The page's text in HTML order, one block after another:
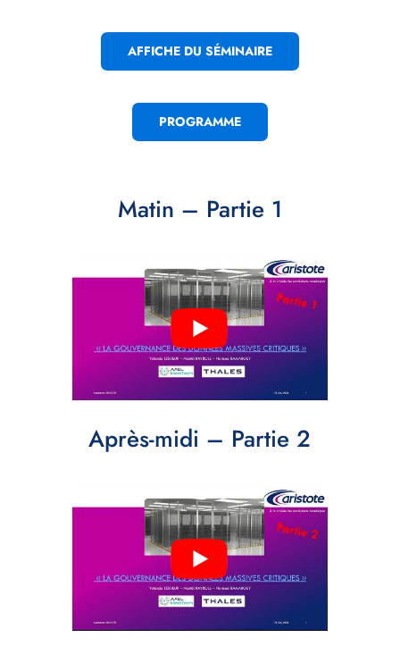
AFFICHE DU SÉMINAIRE
PROGRAMME
Matin – Partie 1
Après-midi – Partie 2